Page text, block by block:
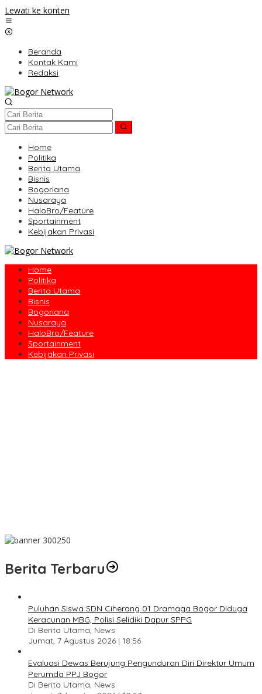
Lewati ke konten
Beranda
Kontak Kami
Redaksi
Home
Politika
Berita Utama
Bisnis
Bogoriana
Nusaraya
HaloBro/Feature
Sportainment
Kebijakan Privasi
Home
Politika
Berita Utama
Bisnis
Bogoriana
Nusaraya
HaloBro/Feature
Sportainment
Kebijakan Privasi
Berita Terbaru
Puluhan Siswa SDN Ciherang 01 Dramaga Bogor Diduga
Keracunan MBG, Polisi Selidiki Dapur SPPG
Di Berita Utama, News
Jumat, 7 Agustus 2026 | 18:56
Evaluasi Dewas Berujung Pengunduran Diri Direktur Umum
Perumda PPJ Bogor
Di Berita Utama, News